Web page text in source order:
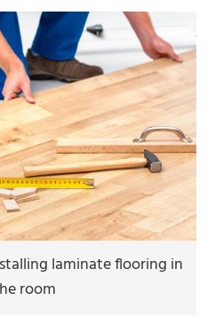
laminate flooring in
room